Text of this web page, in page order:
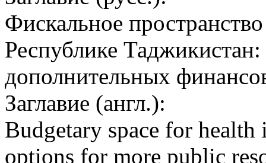
Фискальное
Республике
дополнительных
Заглавие (англ.):
Budgetary space for
options for more public